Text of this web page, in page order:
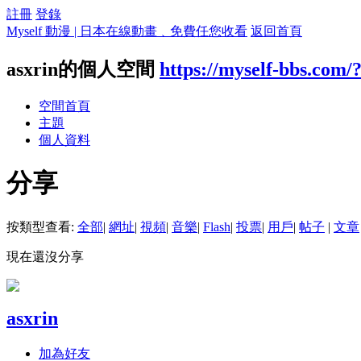
註冊 登錄
Myself 動漫 | 日本在線動畫﹑免費任您收看 返回首頁
asxrin的個人空間 https://myself-bbs.com/
空間首頁
主題
個人資料
分享
按類型查看: 全部| 網址| 視頻| 音樂| Flash| 投票| 用戶| 帖子 | 文章
現在還沒分享
asxrin
加為好友